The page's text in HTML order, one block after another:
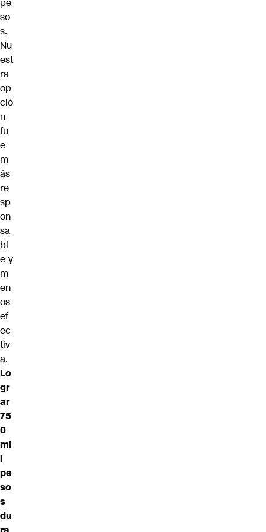
so
s.
Nu
est
ra
op
ció
n
fu
e
m
ás
re
sp
on
sa
bl
e y
m
en
os
ef
ec
tiv
a.
Lo
gr
ar
75
0
mi
l
pe
so
s
du